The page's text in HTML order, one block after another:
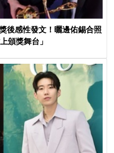
後感性發文！曬邊佑錫合照
頒獎舞台」